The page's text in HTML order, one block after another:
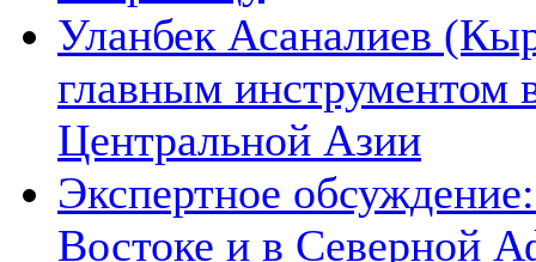
Уланбек Асаналиев
главным инструментом
Центральной Азии
Экспертное
Востоке и в Северной